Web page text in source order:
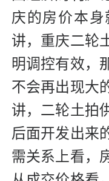
庆的房价本
讲，重庆二轮
明调控有效，
不会再出现大
讲，二轮土拍
后面开发出来
需关系上看，